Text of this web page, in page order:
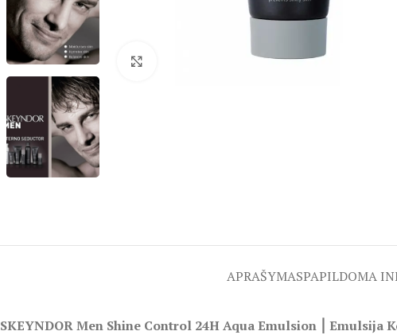
Spustelėkite, kad padidintumėte
APRAŠYMASPAPILDOMA
SKEYNDOR Men Shine Control 24H Aqua Emulsion ⎮